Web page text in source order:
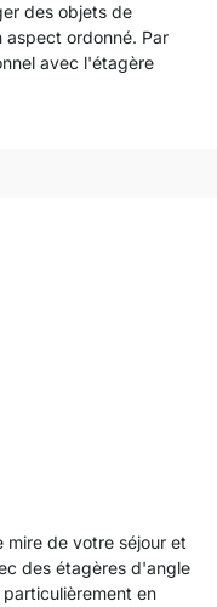
des objets de
aspect ordonné. Par
avec l'étagère
mire de votre séjour et
des étagères d'angle
particulièrement en